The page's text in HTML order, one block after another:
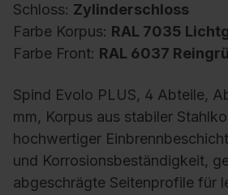
Schloss: Zylinderschloss
Farbe Korpus: RAL 7035
Farbe Front: RAL 6037
Spind Evolo PLUS, 4 Abteile,
mm, Korpus aus stabiler
hochwertiger
und Korrosionsbeständigkeit,
abgeschrägte Seitenprofile für